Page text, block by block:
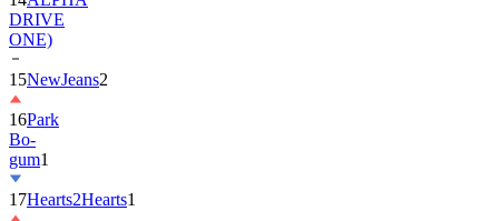
DRIVE
ONE)
15NewJeans2
16Park
Bo-
gum1
17Hearts2Hearts1